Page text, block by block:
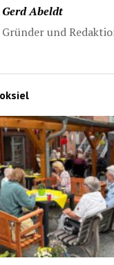
Gerd Abeldt
Gründer und